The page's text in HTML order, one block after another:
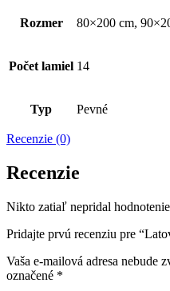
Rozmer 80×200 cm,
Počet lamiel 14
Typ Pevné
Recenzie (0)
Recenzie
Nikto zatiaľ nepridal
Pridajte prvú recenziu pre
Vaša e-mailová adresa nebude
označené *